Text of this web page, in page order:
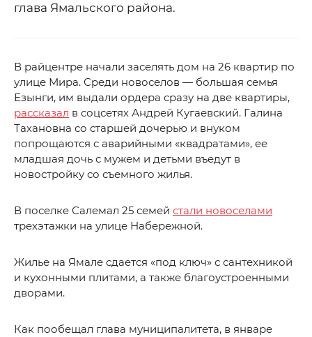
глава Ямальского района.
В райцентре начали заселять дом на 26 квартир по
улице Мира. Среди новоселов — большая семья
Езынги, им выдали ордера сразу на две квартиры,
рассказал в соцсетях Андрей Кугаевский. Галина
Тахановна со старшей дочерью и внуком
попрощаются с аварийными «квадратами», ее
младшая дочь с мужем и детьми въедут в
новостройку со съемного жилья.
В поселке Салемал 25 семей стали новоселами
трехэтажки на улице Набережной.
Жилье на Ямале сдается «под ключ» с сантехникой
и кухонными плитами, а также благоустроенными
дворами.
Как пообещал глава муниципалитета, в январе